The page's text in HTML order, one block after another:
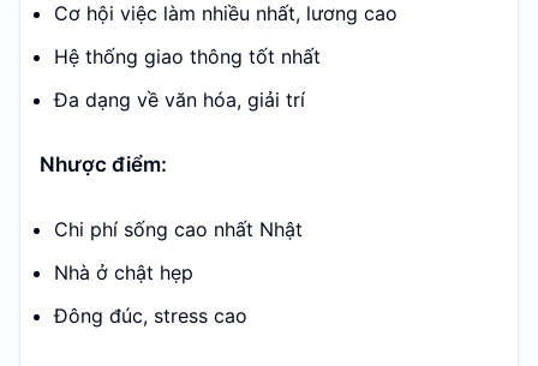
Cơ hội việc làm nhiều nhất, lương cao
Hệ thống giao thông tốt nhất
Đa dạng về văn hóa, giải trí
Nhược điểm:
Chi phí sống cao nhất Nhật
Nhà ở chật hẹp
Đông đúc, stress cao